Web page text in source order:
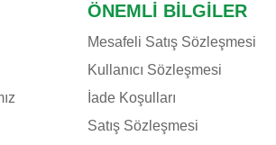
ÖNEMLI BILGILER
Mesafeli Satış Sözleşmesi
Kullanıcı Sözleşmesi
İade Koşulları
Satış Sözleşmesi